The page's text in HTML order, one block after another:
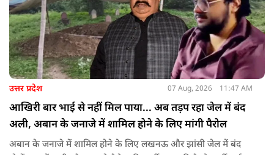
उत्तर प्रदेश 07 Aug, 2026 11:47 AM
आखिरी बार भाई से नहीं मिल पाया... अब तड़प रहा जेल में बंद
अली, अबान के जनाजे में शामिल होने के लिए मांगी पैरोल
अबान के जनाजे में शामिल होने के लिए लखनऊ और झांसी जेल में बंद